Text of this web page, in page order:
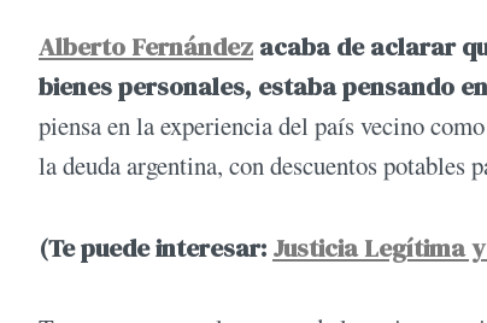
Alberto Fernández acaba de aclarar
bienes personales, estaba pensando
piensa en la experiencia del país vecino
la deuda argentina, con descuentos potables
(Te puede interesar: Justicia Legítima